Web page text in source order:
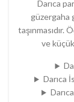
Darıca
güzergaha
taşınmasıdır.
ve
Darıca